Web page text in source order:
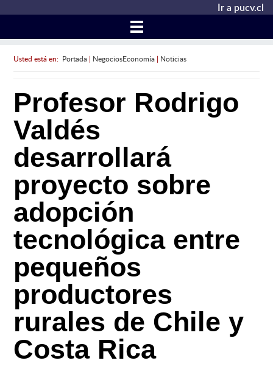
Ir a pucv.cl
Usted está en: Portada| NegociosEconomía| Noticias
Profesor Rodrigo
Valdés
desarrollará
proyecto sobre
adopción
tecnológica entre
pequeños
productores
rurales de Chile y
Costa Rica